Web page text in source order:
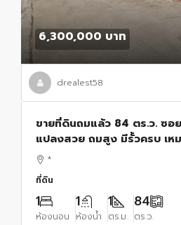
6,300,000 บาท
drealest58
ขายที่ดินถมแล้ว 84 ตร.ว. ซอ
แปลงสวย ถมสูง มีรั้วครบ เห
ออฟฟิศ ใกล้รถไฟฟ้า MRT ลาด
*
ที่ดิน
1
ห้องนอน
1
ห้องน้ำ
1
ตร.ม.
84
ตร.ว.